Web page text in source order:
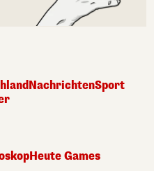
NachrichtenSport
Heute Games